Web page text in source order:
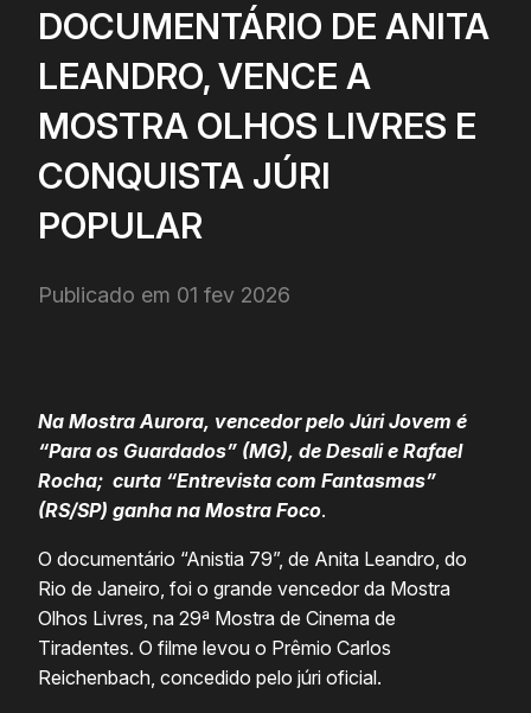
DOCUMENTÁRIO DE ANITA
LEANDRO, VENCE A
MOSTRA OLHOS LIVRES E
CONQUISTA JÚRI
POPULAR
Publicado em 01 fev 2026
Na Mostra Aurora, vencedor pelo Júri Jovem é
“Para os Guardados” (MG), de Desali e Rafael
Rocha; curta “Entrevista com Fantasmas”
(RS/SP) ganha na Mostra Foco.
O documentário “Anistia 79”, de Anita Leandro, do
Rio de Janeiro, foi o grande vencedor da Mostra
Olhos Livres, na 29ª Mostra de Cinema de
Tiradentes. O filme levou o Prêmio Carlos
Reichenbach, concedido pelo júri oficial.